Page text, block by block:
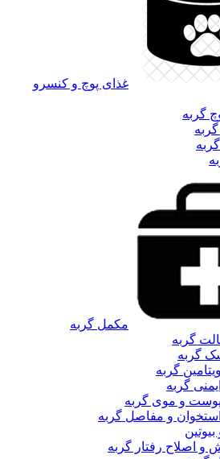
غذای پوچ و کنسرو
گربه
مکمل گربه
گربه
گربه
گربه
گربه
و موی گربه
و مفاصل گربه
و اصلاح رفتار گربه